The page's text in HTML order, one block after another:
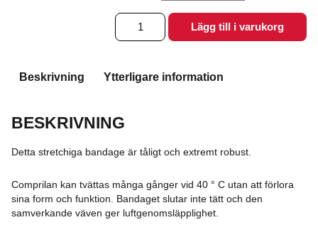
Comprilan®
KompressionslindaLägg till i varukorg
Beskrivning Ytterligare information
BESKRIVNING
Detta stretchiga bandage är tåligt och extremt robust.
Comprilan kan tvättas många gånger vid 40 ° C utan att förlora
sina form och funktion. Bandaget slutar inte tätt och den
samverkande väven ger luftgenomsläpplighet.